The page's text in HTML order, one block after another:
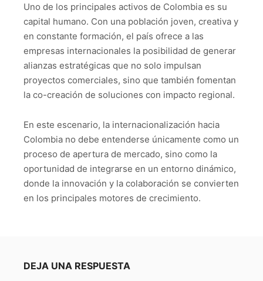
Uno de los principales activos de Colombia es su
capital humano. Con una población joven, creativa y
en constante formación, el país ofrece a las
empresas internacionales la posibilidad de generar
alianzas estratégicas que no solo impulsan
proyectos comerciales, sino que también fomentan
la co-creación de soluciones con impacto regional.
En este escenario, la internacionalización hacia
Colombia no debe entenderse únicamente como un
proceso de apertura de mercado, sino como la
oportunidad de integrarse en un entorno dinámico,
donde la innovación y la colaboración se convierten
en los principales motores de crecimiento.
DEJA UNA RESPUESTA